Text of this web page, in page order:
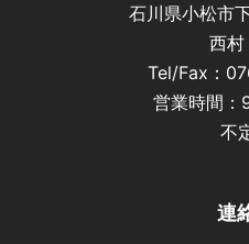
石川県小松市
西村
Tel/Fax：
営業時間：
不
連